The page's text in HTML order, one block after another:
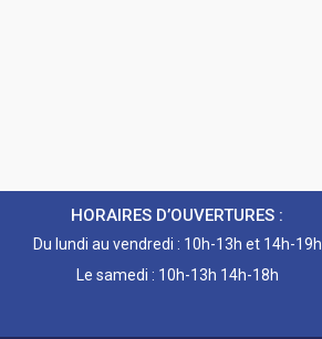
HORAIRES D’OUVERTURES :
Du lundi au vendredi : 10h-13h et 14h-19h
Le samedi : 10h-13h 14h-18h